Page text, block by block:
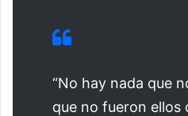
“No hay nada que
que no fueron ellos